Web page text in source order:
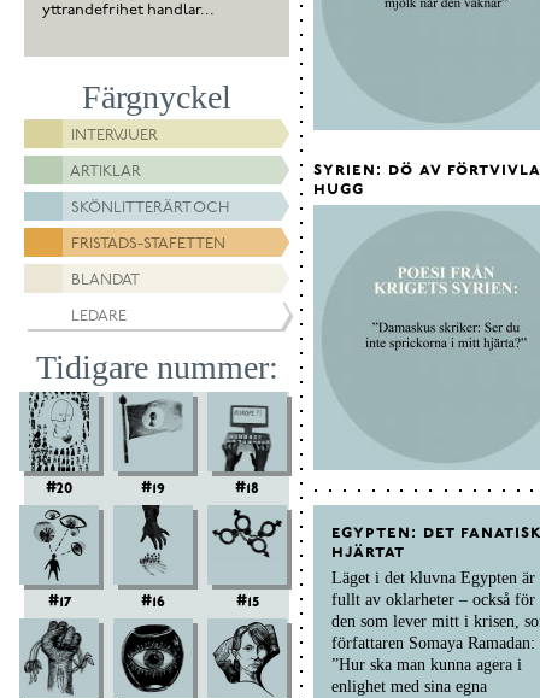
syrien: dö av
hugg
egypten: det
hjärtat
Läget i det kluvna Egypten är
fullt av oklarheter – också för
den som lever mitt i krisen,
författaren Somaya Ramadan:
”Hur ska man kunna agera i
enlighet med sina egna
yttrandefrihet handlar...
Färgnyckel
INTERVJUER
ARTIKLAR
SKÖNLITTERÄRT OCH
DIKTERFRISTADS-STAFETTEN
BLANDAT
LEDARE
Tidigare nummer
#20 #19 #18
#17 #16 #15